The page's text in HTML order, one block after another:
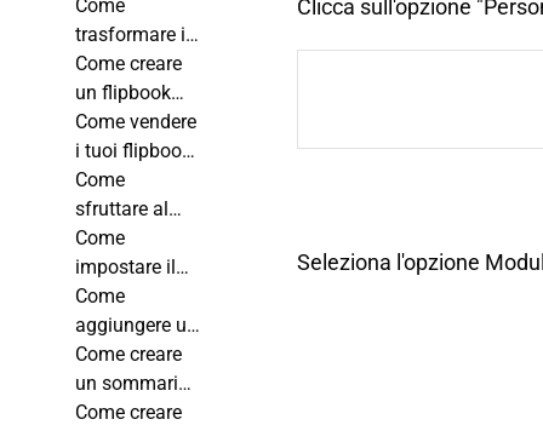
tuo flipbook?
il dominio di
Publuu?
Come
trasformare il
mio flipbook
in modalità
doppia o
singola
pagina?
Come creare
un flipbook
con lettura da
destra a
sinistra?
Come vendere
i tuoi flipbook
con
successo?
Come
sfruttare al
meglio la
funzione di
ricerca in un
flipbook
Come
impostare il
cambio
pagina
automatico
nel tuo
flipbook?
Come
aggiungere un
effetto
copertina
rigida al tuo
Come creare
un sommario
professionale
Come creare
Clicca sull'opzione
Seleziona l'opzione